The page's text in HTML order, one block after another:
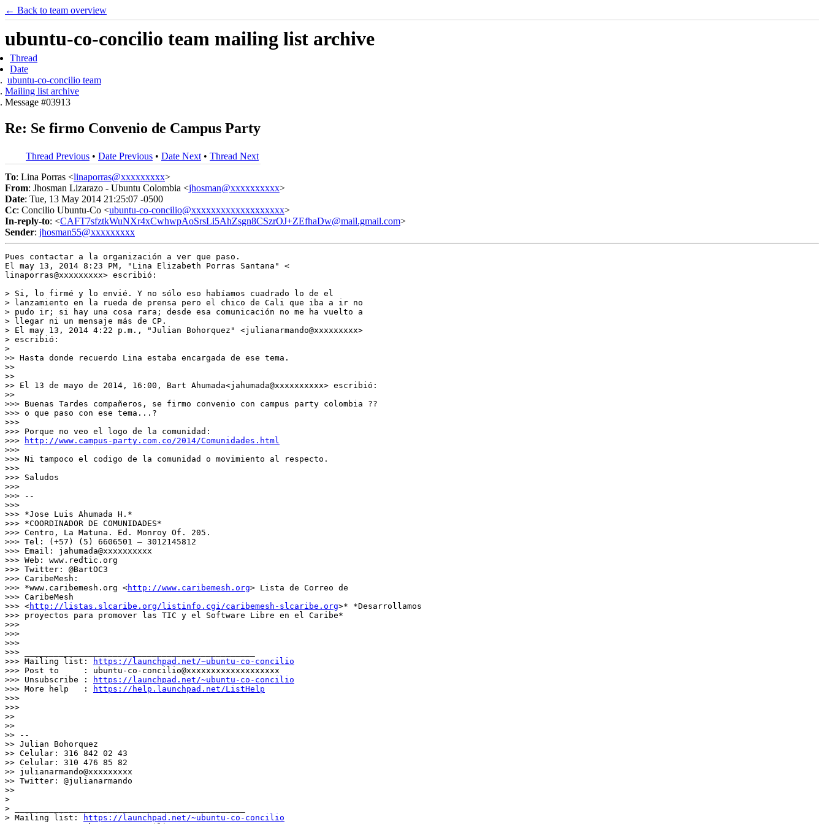
← Back to team overview
ubuntu-co-concilio team mailing list archive
Thread
Date
ubuntu-co-concilio team
Mailing list archive
Message #03913
Re: Se firmo Convenio de Campus Party
Thread Previous • Date Previous • Date Next • Thread Next
To: Lina Porras <linaporras@xxxxxxxxx>
From: Jhosman Lizarazo - Ubuntu Colombia <jhosman@xxxxxxxxxx>
Date: Tue, 13 May 2014 21:25:07 -0500
Cc: Concilio Ubuntu-Co <ubuntu-co-concilio@xxxxxxxxxxxxxxxxxxx>
In-reply-to: <CAFT7sfztkWuNXr4xCwhwpAoSrsLi5AhZsgn8CSzrOJ+ZEfhaDw@mail.gmail.com>
Sender: jhosman55@xxxxxxxxx
Pues contactar a la organización a ver que paso.
El may 13, 2014 8:23 PM, "Lina Elizabeth Porras Santana" <
linaporras@xxxxxxxxx> escribió:
> Si, lo firmé y lo envié. Y no sólo eso habíamos cuadrado lo de el
> lanzamiento en la rueda de prensa pero el chico de Cali que iba a ir no
> pudo ir; si hay una cosa rara; desde esa comunicación no me ha vuelto a
> llegar ni un mensaje más de CP.
> El may 13, 2014 4:22 p.m., "Julian Bohorquez" <julianarmando@xxxxxxxxx>
> escribió:
>
>> Hasta donde recuerdo Lina estaba encargada de ese tema.
>>
>>
>> El 13 de mayo de 2014, 16:00, Bart Ahumada<jahumada@xxxxxxxxxx> escribió:
>>
>>> Buenas Tardes compañeros, se firmo convenio con campus party colombia ??
>>> o que paso con ese tema...?
>>>
>>> Porque no veo el logo de la comunidad:
>>>
http://www.campus-party.com.co/2014/Comunidades.html
>>>
>>> Ni tampoco el codigo de la comunidad o movimiento al respecto.
>>>
>>> Saludos
>>>
>>> --
>>>
>>> *Jose Luis Ahumada H.*
>>> *COORDINADOR DE COMUNIDADES*
>>> Centro, La Matuna. Ed. Monroy Of. 205.
>>> Tel: (+57) (5) 6606501 – 3012145812
>>> Email: jahumada@xxxxxxxxxx
>>> Web: www.redtic.org
>>> Twitter: @BartOC3
>>> CaribeMesh:
>>> *www.caribemesh.org <http://www.caribemesh.org> Lista de Correo de
>>> CaribeMesh
>>> <http://listas.slcaribe.org/listinfo.cgi/caribemesh-slcaribe.org>* *Desarrollamos
>>> proyectos para promover las TIC y el Software Libre en el Caribe*
>>>
>>>
>>>
>>> _______________________________________________
>>> Mailing list:
https://launchpad.net/~ubuntu-co-concilio
>>> Post to     : ubuntu-co-concilio@xxxxxxxxxxxxxxxxxxx
>>> Unsubscribe :
https://launchpad.net/~ubuntu-co-concilio
>>> More help   :
https://help.launchpad.net/ListHelp
>>>
>>>
>>
>>
>> --
>> Julian Bohorquez
>> Celular: 316 842 02 43
>> Celular: 310 476 85 82
>> julianarmando@xxxxxxxxx
>> Twitter: @julianarmando
>>
>
> _______________________________________________
> Mailing list:
https://launchpad.net/~ubuntu-co-concilio